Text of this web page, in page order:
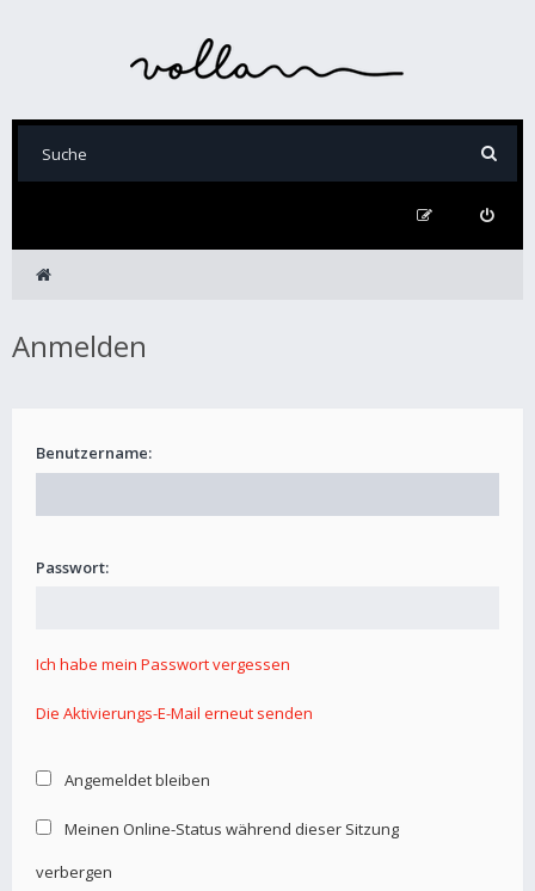
Anmelden
Benutzername:
Passwort:
Ich habe mein Passwort vergessen
Die Aktivierungs-E-Mail erneut senden
Angemeldet bleiben
Meinen Online-Status während dieser Sitzung
verbergen